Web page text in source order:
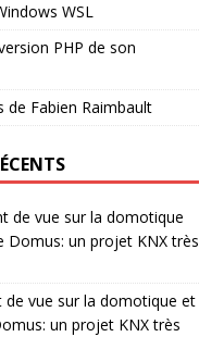
WSL
PHP de son
de Fabien Raimbault
de vue sur la domotique
Domus: un projet KNX très
de vue sur la domotique et
un projet KNX très